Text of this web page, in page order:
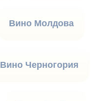
Вино Молдова
Вино Черногория